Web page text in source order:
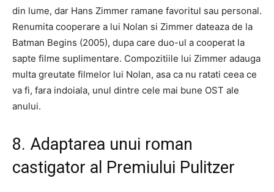
din lume, dar Hans Zimmer ramane favoritul sau personal.
Renumita cooperare a lui Nolan si Zimmer dateaza de la
Batman Begins (2005), dupa care duo-ul a cooperat la
sapte filme suplimentare. Compozitiile lui Zimmer adauga
multa greutate filmelor lui Nolan, asa ca nu ratati ceea ce
va fi, fara indoiala, unul dintre cele mai bune OST ale
anului.
8. Adaptarea unui roman
castigator al Premiului Pulitzer